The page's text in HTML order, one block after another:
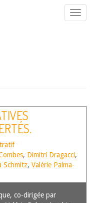
, Dimitri Dragacci,
Schmitz, Valérie Palma-
co-dirigée par